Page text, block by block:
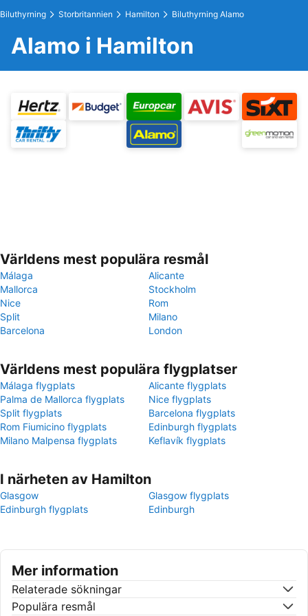
Biluthyrning Storbritannien Hamilton Biluthyrning Alamo
Alamo i Hamilton
Världens mest populära resmål
Málaga
Alicante
Mallorca
Stockholm
Nice
Rom
Split
Milano
Barcelona
London
Världens mest populära flygplatser
Málaga flygplats
Alicante flygplats
Palma de Mallorca flygplats
Nice flygplats
Split flygplats
Barcelona flygplats
Rom Fiumicino flygplats
Edinburgh flygplats
Milano Malpensa flygplats
Keflavík flygplats
I närheten av Hamilton
Glasgow
Glasgow flygplats
Edinburgh flygplats
Edinburgh
Mer information
Relaterade sökningar
Populära resmål